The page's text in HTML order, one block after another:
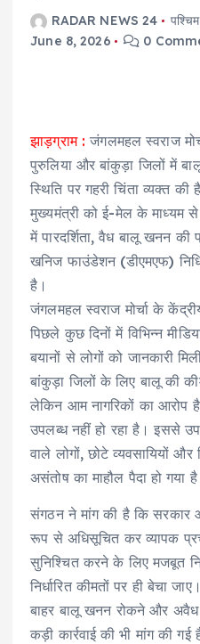
RADAR NEWS 24
June 8, 2026
0
झाड़ग्राम : जंगलमहल स्वराज
पुरुलिया और बांकुड़ा जिलों में
स्थिति पर गहरी चिंता व्यक्त
मुख्यमंत्री को ई-मेल के माध्यम से
में पारदर्शिता, वैध बालू खनन की
खनिज फाउंडेशन (डीएमएफ)
है।
जंगलमहल स्वराज मोर्चा के
पिछले कुछ दिनों में विभिन्न
बयानों से लोगों को जानकारी
बांकुड़ा जिलों के लिए बालू की
लेकिन आम नागरिकों का आरोप है
उपलब्ध नहीं हो रहा है। इससे
वाले लोगों, छोटे व्यवसायियों
असंतोष का माहौल पैदा हो गया
संगठन ने मांग की है कि सरकार
रूप से अधिसूचित कर व्यापक
सुनिश्चित करने के लिए मजबूत
निर्धारित कीमतों पर ही बेचा
बाहर बालू खनन रोकने और
कड़ी कार्रवाई की भी मांग की